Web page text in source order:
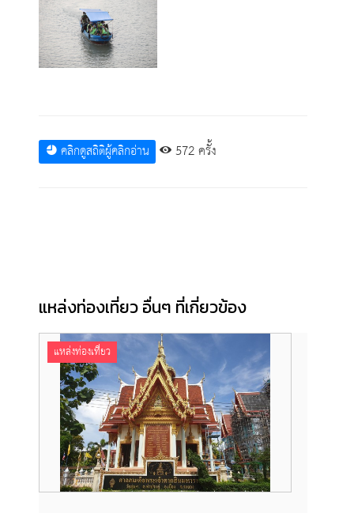
คลิกดูสถิติผู้คลิกอ่าน 572 ครั้ง
แหล่งท่องเที่ยว อื่นๆ ที่เกี่ยวข้อง
แหล่งท่องเที่ยว